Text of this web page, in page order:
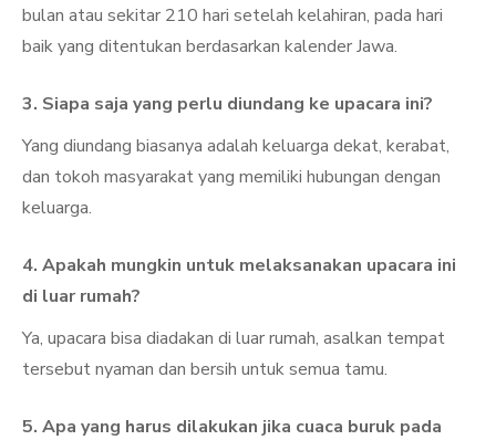
bulan atau sekitar 210 hari setelah kelahiran, pada hari
baik yang ditentukan berdasarkan kalender Jawa.
3. Siapa saja yang perlu diundang ke upacara ini?
Yang diundang biasanya adalah keluarga dekat, kerabat,
dan tokoh masyarakat yang memiliki hubungan dengan
keluarga.
4. Apakah mungkin untuk melaksanakan upacara ini
di luar rumah?
Ya, upacara bisa diadakan di luar rumah, asalkan tempat
tersebut nyaman dan bersih untuk semua tamu.
5. Apa yang harus dilakukan jika cuaca buruk pada